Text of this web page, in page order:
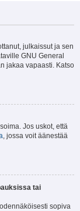
julkaissut ja sen
GNU General
jakaa vapaasti. Katso
Jos uskot, että
, jossa voit äänestää
tai
sopiva